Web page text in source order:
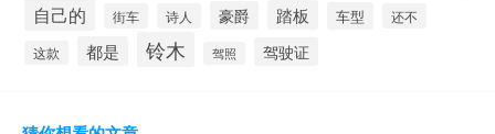
自己的 街车 诗人 豪爵 踏板 车型 还不
这款 都是 铃木 驾照 驾驶证